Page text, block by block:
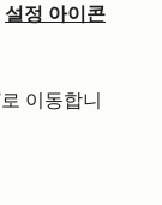
설정 아이콘
로 이동합니